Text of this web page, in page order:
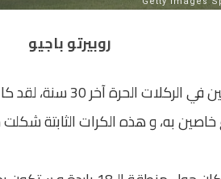
روبيرتو باجيو
واحد من أخطر
به، و هذه الكرات الثابتة